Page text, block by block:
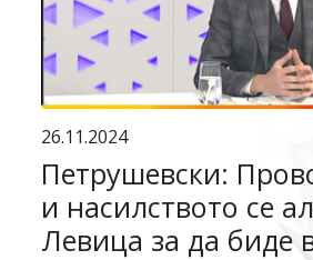
26.11.2024
Петрушевски:
и насилството се
Левица за да биде